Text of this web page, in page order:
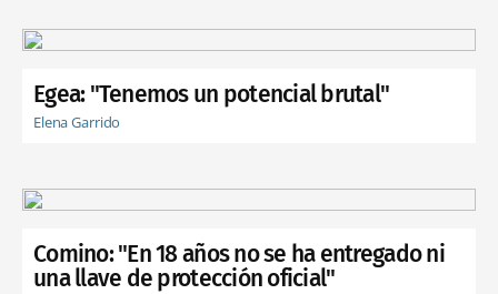
Egea: "Tenemos un potencial brutal"
Elena Garrido
Comino: "En 18 años no se ha entregado ni
una llave de protección oficial"